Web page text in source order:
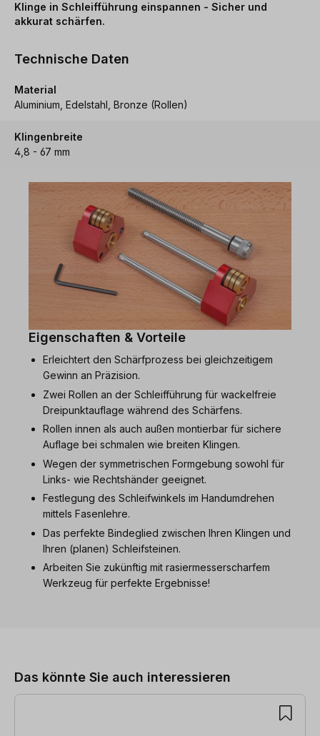
Klinge in Schleifführung einspannen - Sicher und
akkurat schärfen.
Technische Daten
Material
Aluminium, Edelstahl, Bronze (Rollen)
Klingenbreite
4,8 - 67 mm
Eigenschaften & Vorteile
Erleichtert den Schärfprozess bei gleichzeitigem
Gewinn an Präzision.
Zwei Rollen an der Schleifführung für wackelfreie
Dreipunktauflage während des Schärfens.
Rollen innen als auch außen montierbar für sichere
Auflage bei schmalen wie breiten Klingen.
Wegen der symmetrischen Formgebung sowohl für
Links- wie Rechtshänder geeignet.
Festlegung des Schleifwinkels im Handumdrehen
mittels Fasenlehre.
Das perfekte Bindeglied zwischen Ihren Klingen und
Ihren (planen) Schleifsteinen.
Arbeiten Sie zukünftig mit rasiermesserscharfem
Werkzeug für perfekte Ergebnisse!
Das könnte Sie auch interessieren